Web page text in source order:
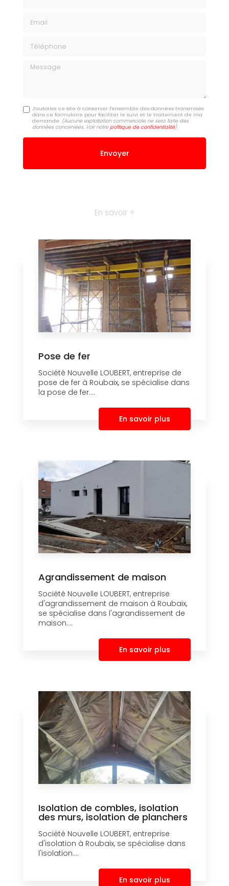
Message
J'autorise ce site à conserver l'ensemble des données transmises
dans ce formulaire pour faciliter le suivi et le traitement de ma
demande. (Aucune exploitation commerciale ne sera faite des
données concervées. Voir notrepolitique de confidentialité)
En savoir +
Pose de fer
Société Nouvelle LOUBERT, entreprise de
pose de fer à Roubaix, se spécialise dans
la pose de fer....
En savoir plus
Agrandissement de maison
Société Nouvelle LOUBERT, entreprise
d'agrandissement de maison à Roubaix,
se spécialise dans l'agrandissement de
maison....
En savoir plus
Isolation de combles, isolation
des murs, isolation de planchers
Société Nouvelle LOUBERT, entreprise
d'isolation à Roubaix, se spécialise dans
l'isolation....
En savoir plus